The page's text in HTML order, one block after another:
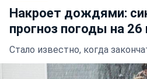
Накроет дождями:
прогноз погоды на
Стало известно, когда